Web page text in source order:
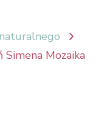
Simena Mozaika